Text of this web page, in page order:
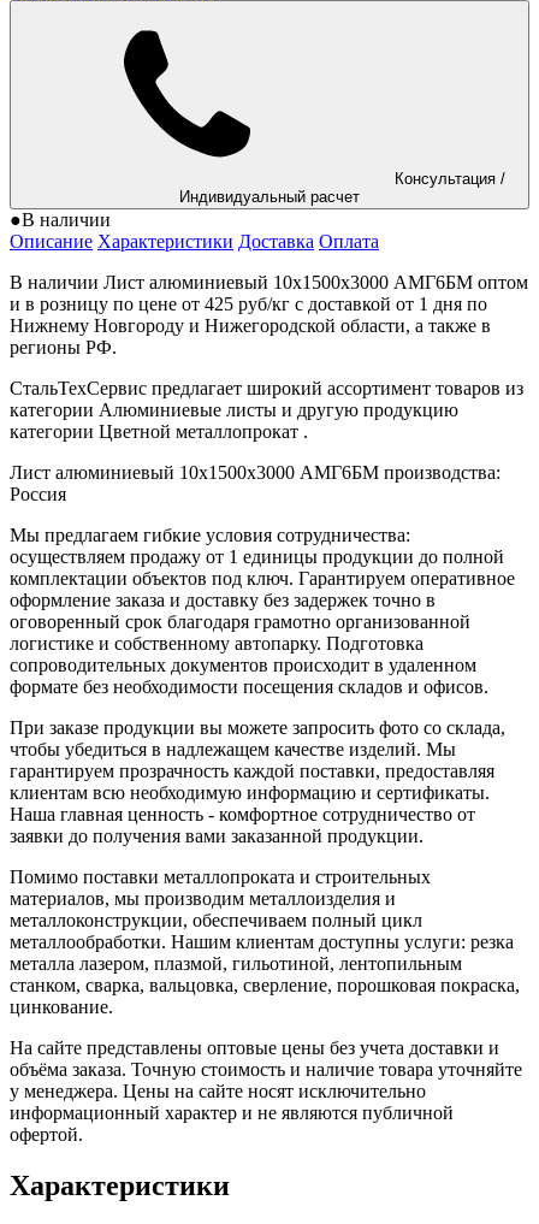
Консультация /
Индивидуальный расчет
●В наличии
Описание Характеристики Доставка Оплата
В наличии Лист алюминиевый 10x1500x3000 АМГ6БМ оптом
и в розницу по цене от 425 руб/кг с доставкой от 1 дня по
Нижнему Новгороду и Нижегородской области, а также в
регионы РФ.
СтальТехСервис предлагает широкий ассортимент товаров из
категории Алюминиевые листы и другую продукцию
категории Цветной металлопрокат .
Лист алюминиевый 10x1500x3000 АМГ6БМ производства:
Россия
Мы предлагаем гибкие условия сотрудничества:
осуществляем продажу от 1 единицы продукции до полной
комплектации объектов под ключ. Гарантируем оперативное
оформление заказа и доставку без задержек точно в
оговоренный срок благодаря грамотно организованной
логистике и собственному автопарку. Подготовка
сопроводительных документов происходит в удаленном
формате без необходимости посещения складов и офисов.
При заказе продукции вы можете запросить фото со склада,
чтобы убедиться в надлежащем качестве изделий. Мы
гарантируем прозрачность каждой поставки, предоставляя
клиентам всю необходимую информацию и сертификаты.
Наша главная ценность - комфортное сотрудничество от
заявки до получения вами заказанной продукции.
Помимо поставки металлопроката и строительных
материалов, мы производим металлоизделия и
металлоконструкции, обеспечиваем полный цикл
металлообработки. Нашим клиентам доступны услуги: резка
металла лазером, плазмой, гильотиной, лентопильным
станком, сварка, вальцовка, сверление, порошковая покраска,
цинкование.
На сайте представлены оптовые цены без учета доставки и
объёма заказа. Точную стоимость и наличие товара уточняйте
у менеджера. Цены на сайте носят исключительно
информационный характер и не являются публичной
офертой.
Характеристики